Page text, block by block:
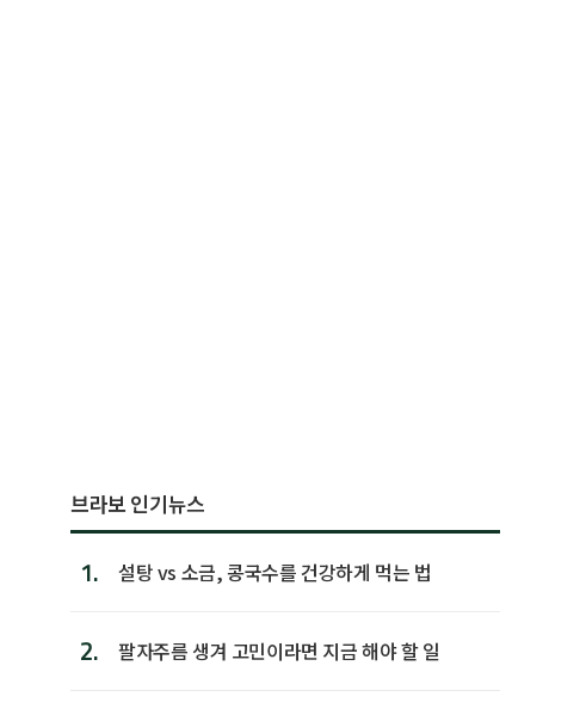
브라보 인기뉴스
1. 설탕 vs 소금, 콩국수를 건강하게 먹는 법
2. 팔자주름 생겨 고민이라면 지금 해야 할 일